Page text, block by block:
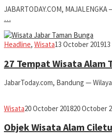
JABARTODAY.COM,
…
Headline, WisataJabar
13 October 2019
27 Tempat Wisata Alam
JabarToday.com, Bandung —
WisataJabar
20 October 201820 October
Objek Wisata Alam